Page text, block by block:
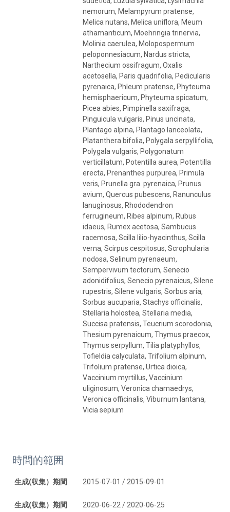
時間的範囲
生成(収集）期間 2015-07-01 / 2015-09-01
生成(収集）期間 2020-06-22 / 2020-06-25